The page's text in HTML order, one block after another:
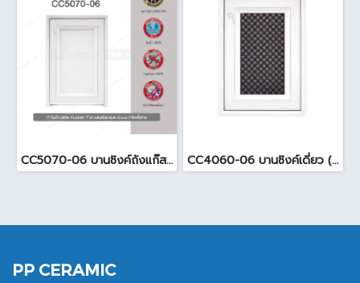
CC5070-06 บานซิงค์ถังแก๊ส ( 50.5x76 cm ) สีขาว CC4060-06 บานซิงค์เดี่ยว (45.5x65.5xcm ) สีขาว
PP CERAMIC